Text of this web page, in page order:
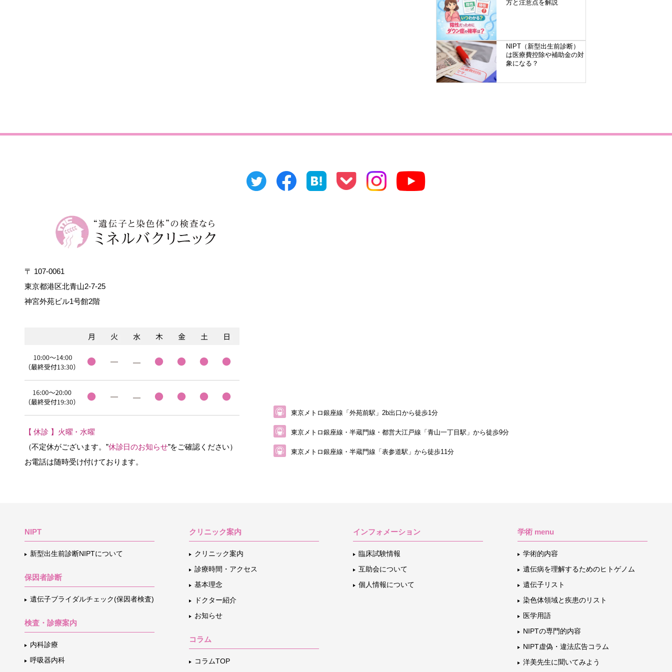
方と注意点を解説
NIPT（新型出生前診断）
は医療費控除や補助金の対
象になる？
〒 107-0061
東京都港区北青山2-7-25
神宮外苑ビル1号館2階
【 休診 】火曜・水曜
（不定休がございます。”休診日のお知らせ”をご確認ください）
お電話は随時受け付けております。
東京メトロ銀座線「外苑前駅」2b出口から徒歩1分
東京メトロ銀座線・半蔵門線・都営大江戸線 「青山一丁目駅」から徒歩9分
東京メトロ銀座線・半蔵門線「表参道駅」から徒歩11分
NIPT
新型出生前診断NIPTについて
保因者診断
遺伝子ブライダルチェック(保因者検査)
検査・診療案内
内科診療
呼吸器内科
クリニック案内
クリニック案内
診療時間・アクセス
基本理念
ドクター紹介
お知らせ
コラム
コラムTOP
インフォメーション
臨床試験情報
互助会について
個人情報について
学術 menu
学術的内容
遺伝病を理解するためのヒトゲノム
遺伝子リスト
染色体領域と疾患のリスト
医学用語
NIPTの専門的内容
NIPT虚偽・違法広告コラム
洋美先生に聞いてみよう